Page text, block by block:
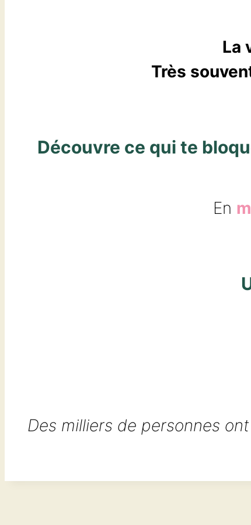
La
Très
Découvre ce qui te
En
Des milliers de personnes